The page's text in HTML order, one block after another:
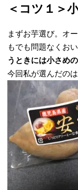
＜コツ１＞
まずお芋選び。オ
もでも問題なくお
うときには小さめ
今回私が選んだの